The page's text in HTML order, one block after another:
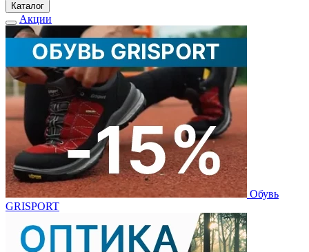
Каталог
Акции
Обувь
GRISPORT